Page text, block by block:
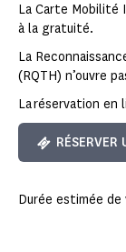
La Carte Mobilité
à la gratuité.
La
(RQTH) n’ouvre
La réservation en
RÉSERVER
Durée estimée de